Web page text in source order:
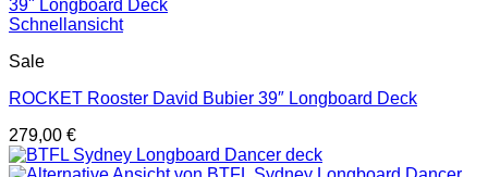
Schnellansicht
Sale
ROCKET Rooster David Bubier 39″ Longboard Deck
279,00 €